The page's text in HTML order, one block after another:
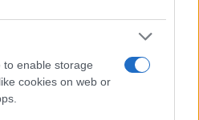
to enable storage
cookies on web or
lo stadio del Bayern si
i diritti di denominazione
comeAllianz
è stato chiamato FIFA